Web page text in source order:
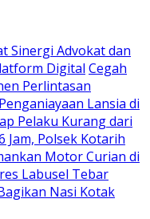
Sinergi Advokat dan
Digital Cegah
Perlintasan
Penganiayaan Lansia di
Pelaku Kurang dari
Jam, Polsek Kotarih
Motor Curian di
Labusel Tebar
Nasi Kotak